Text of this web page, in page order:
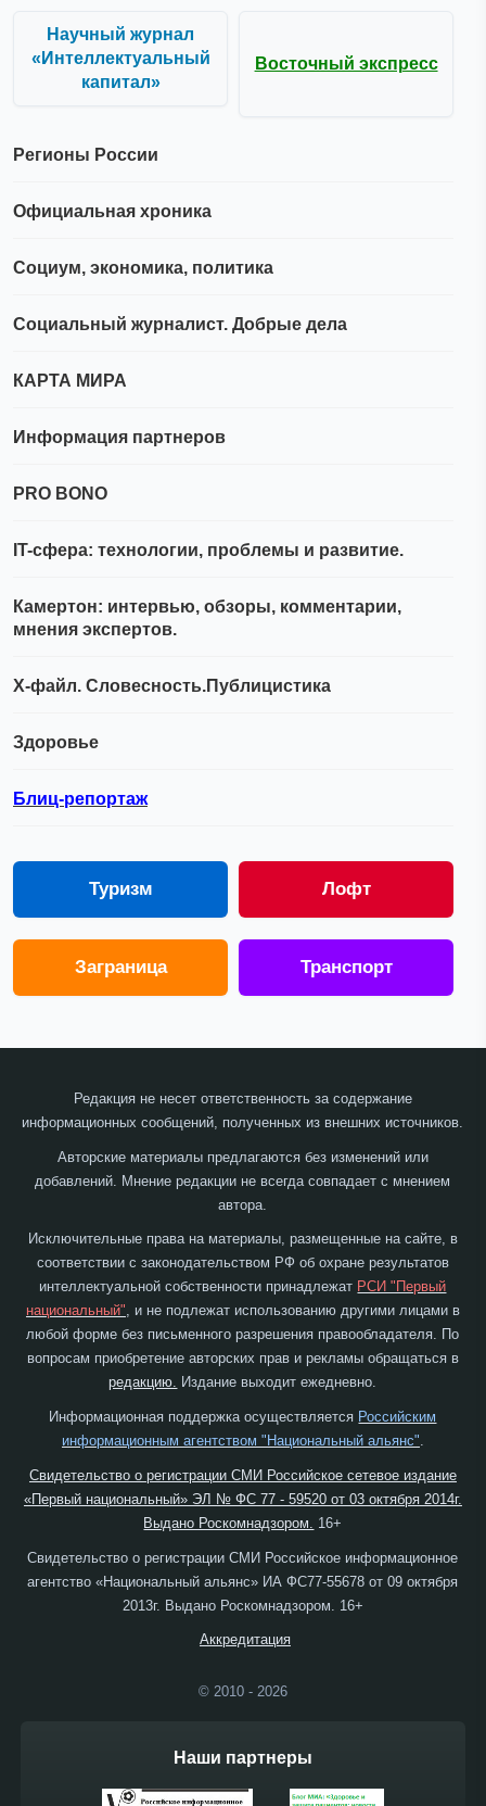
Научный журнал
«Интеллектуальный
капитал»
Восточный экспресс
Регионы России
Официальная хроника
Социум, экономика, политика
Социальный журналист. Добрые дела
КАРТА МИРА
Информация партнеров
PRO BONO
IT-сфера: технологии, проблемы и развитие.
Камертон: интервью, обзоры, комментарии,
мнения экспертов.
Х-файл. Словесность.Публицистика
Здоровье
Блиц-репортаж
Туризм Лофт
Заграница Транспорт
Редакция не несет ответственность за содержание
информационных сообщений, полученных из внешних источников.
Авторские материалы предлагаются без изменений или
добавлений. Мнение редакции не всегда совпадает с мнением
автора.
Исключительные права на материалы, размещенные на сайте, в
соответствии с законодательством РФ об охране результатов
интеллектуальной собственности принадлежат РСИ "Первый
национальный", и не подлежат использованию другими лицами в
любой форме без письменного разрешения правообладателя. По
вопросам приобретение авторских прав и рекламы обращаться в
редакцию. Издание выходит ежедневно.
Информационная поддержка осуществляется Российским
информационным агентством "Национальный альянс".
Свидетельство о регистрации СМИ Российское сетевое издание
«Первый национальный» ЭЛ № ФС 77 - 59520 от 03 октября 2014г.
Выдано Роскомнадзором.
16+
Свидетельство о регистрации СМИ Российское информационное
агентство «Национальный альянс» ИА ФС77-55678 от 09 октября
2013г. Выдано Роскомнадзором. 16+
Аккредитация
© 2010 - 2026
Наши партнеры